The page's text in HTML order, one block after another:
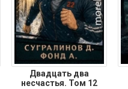
Двадцать два
несчастья. Том 12